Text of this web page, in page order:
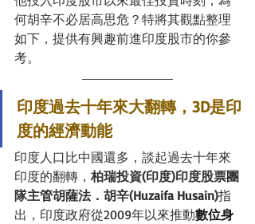
何胡辛不必居高思危？特將其觀點整理
如下，提供有興趣前進印度股市的你參
考。
印度過去十年來大翻轉，3D是印
度的經濟動能
印度人口比中國還多，談起過去十年來
印度的翻轉， 柏瑞投資(印度)印度股票團
隊主管胡薩法．胡辛(Huzaifa Husain)指
出，印度政府從2009年以來推動數位身